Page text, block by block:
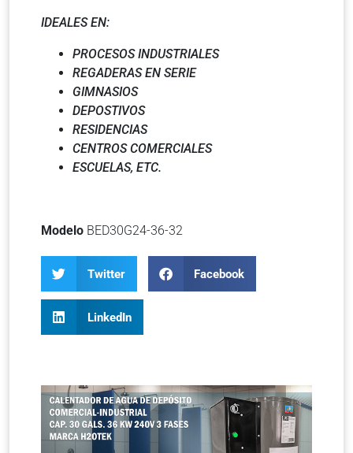
IDEALES EN:
PROCESOS INDUSTRIALES
REGADERAS EN SERIE
GIMNASIOS
DEPOSTIVOS
RESIDENCIAS
CENTROS COMERCIALES
ESCUELAS, ETC.
Modelo BED30G24-36-32
Twitter Facebook
LinkedIn